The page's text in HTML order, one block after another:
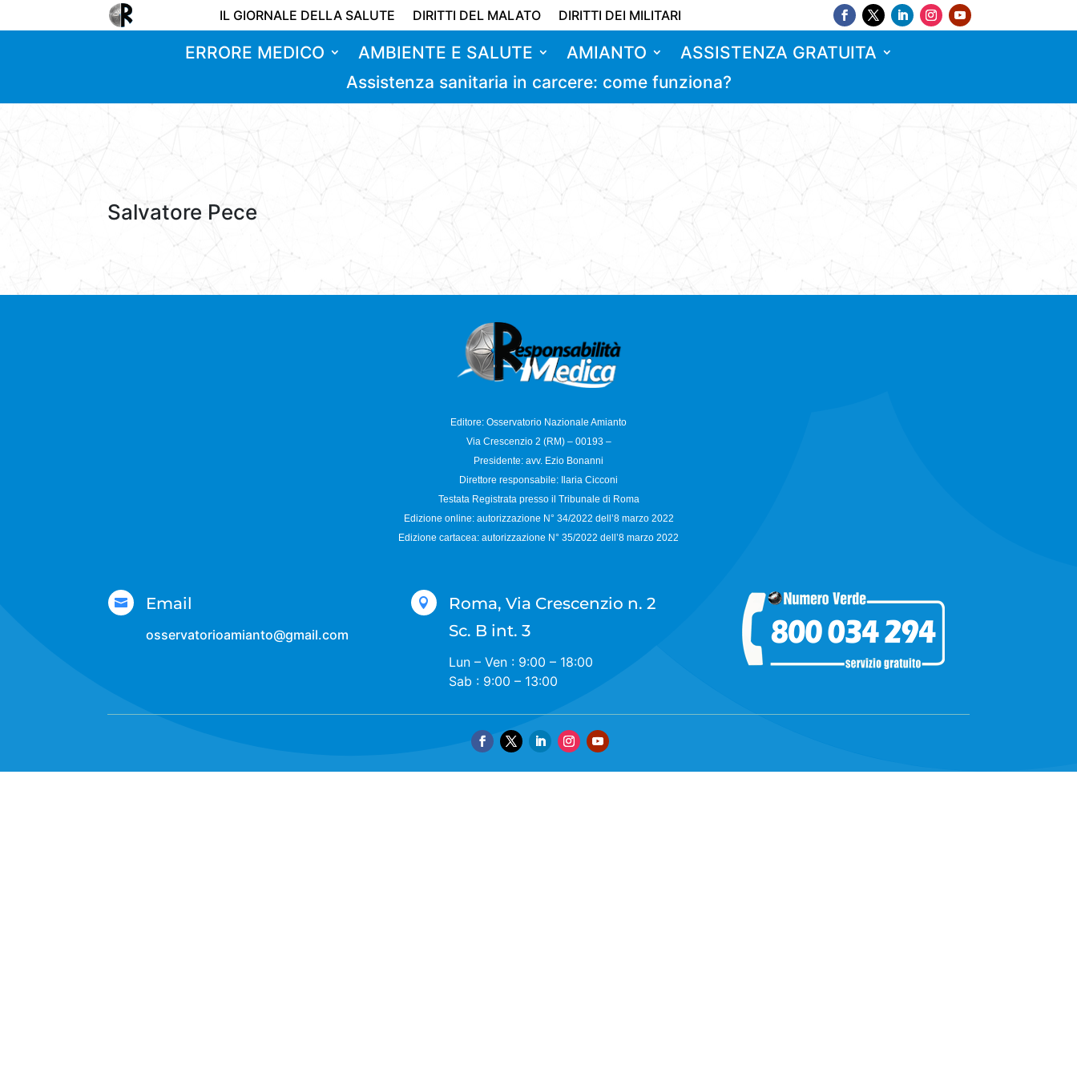
IL GIORNALE DELLA SALUTE DIRITTI DEL MALATO DIRITTI DEI MILITARI
ERRORE MEDICO AMBIENTE E SALUTE AMIANTO
ASSISTENZA GRATUITA
Assistenza sanitaria in carcere: come funziona?
Salvatore Pece
Editore: Osservatorio Nazionale Amianto
Via Crescenzio 2 (RM) – 00193 –
Presidente: avv. Ezio Bonanni
Direttore responsabile: Ilaria Cicconi
Testata Registrata presso il Tribunale di Roma
Edizione online: autorizzazione N° 34/2022 dell’8 marzo 2022
Edizione cartacea: autorizzazione N° 35/2022 dell’8 marzo 2022
 Email
osservatorioamianto@gmail.com

Roma, Via Crescenzio n. 2
Sc. B int. 3
Lun – Ven : 9:00 – 18:00
Sab : 9:00 – 13:00